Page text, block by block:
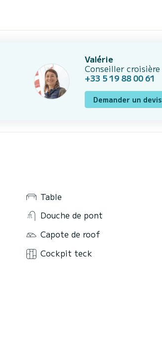
Valérie
Conseiller croisière
+33 5 19 88 00 61
Demander un devis
Table
Douche de pont
Capote de roof
Cockpit teck